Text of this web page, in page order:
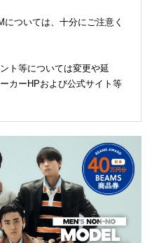
ついては、十分にご注意く
ト等については変更や延
カーHPおよび公式サイト等